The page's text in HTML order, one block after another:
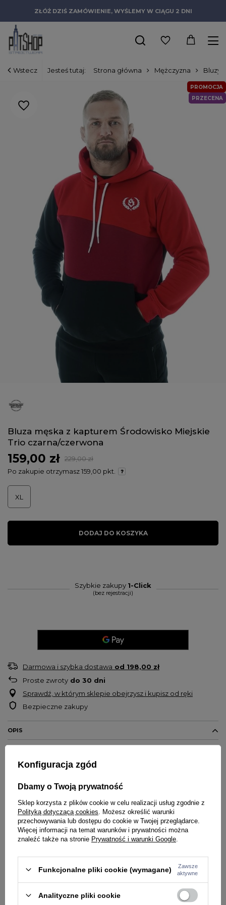
ZŁÓŻ DZIŚ ZAMÓWIENIE, WYŚLEMY W CIĄGU 2 DNI
Wstecz Jesteś tutaj: Strona główna Mężczyzna Bluzy
PROMOCJA
PRZECENA
Bluza męska z kapturem Środowisko Miejskie
Trio czarna/czerwona
159,00 zł
229,00 zł
Po zakupie otrzymasz159,00 pkt.
XL
DODAJ DO KOSZYKA
Szybkie zakupy 1-Click
(bez rejestracji)
Darmowa i szybka dostawa od 198,00 zł
Proste zwroty do 30 dni
Sprawdź, w którym sklepie obejrzysz i kupisz od ręki
Bezpieczne zakupy
OPIS
Logo na piersi
Rękawy oraz dół bluzy zakończone ściągaczami
Materiał 100% bawełna
Stwórz komplet ze spodniami
Wykonanie - 100% bawełna o gramaturze 340g
Marcin "Polish Zombie" Wrzosek ma 175 cm wzrostu i jest
SZCZEGÓŁY PRODUKTU
Marka Środowisko Miejskie
PYTANIA O PRODUKT
Konfiguracja zgód
Dbamy o Twoją prywatność
Sklep korzysta z plików cookie w celu realizacji usług zgodnie z
Polityką dotyczącą cookies . Możesz określić warunki
przechowywania lub dostępu do cookie w Twojej przeglądarce.
Więcej informacji na temat warunków i prywatności można
znaleźć także na stronie Prywatność i warunki Google
Funkcjonalne pliki cookie (wymagane)
Zawsze
aktywne
Analityczne pliki cookie